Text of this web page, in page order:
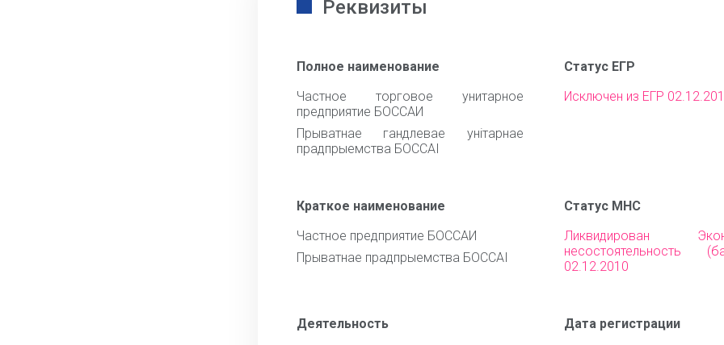
Реквизиты
Полное наименование
Частное торговое унитарное
предприятие БОССАИ
Прыватнае гандлевае унiтарнае
прадпрыемства БОССАI
Статус ЕГР
Исключен из ЕГР
Краткое наименование
Частное предприятие БОССАИ
Прыватнае прадпрыемства БОССАI
Статус МНС
Ликвидирован
несостоятельность
02.12.2010
Деятельность
Дата регистрации